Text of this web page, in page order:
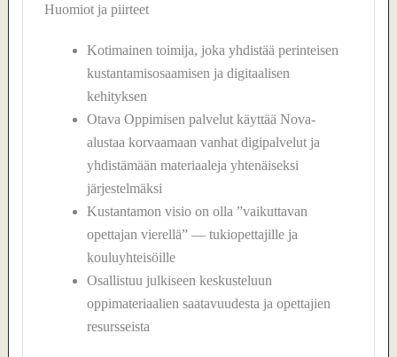
Huomiot ja piirteet
Kotimainen toimija, joka yhdistää perinteisen
kustantamisosaamisen ja digitaalisen
kehityksen
Otava Oppimisen palvelut käyttää Nova-
alustaa korvaamaan vanhat digipalvelut ja
yhdistämään materiaaleja yhtenäiseksi
järjestelmäksi
Kustantamon visio on olla ”vaikuttavan
opettajan vierellä” — tukiopettajille ja
kouluyhteisöille
Osallistuu julkiseen keskusteluun
oppimateriaalien saatavuudesta ja opettajien
resursseista